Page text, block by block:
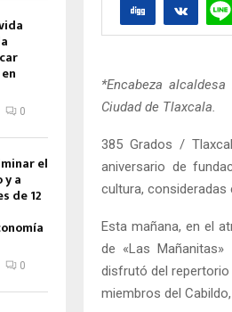
*Encabeza
Ciudad de Tlaxcala.
385 Grados /
aniversario de
cultura, consideradas
Esta mañana, en el
de «Las
disfrutó del repertorio
miembros del
0
el
y a
de 12
0